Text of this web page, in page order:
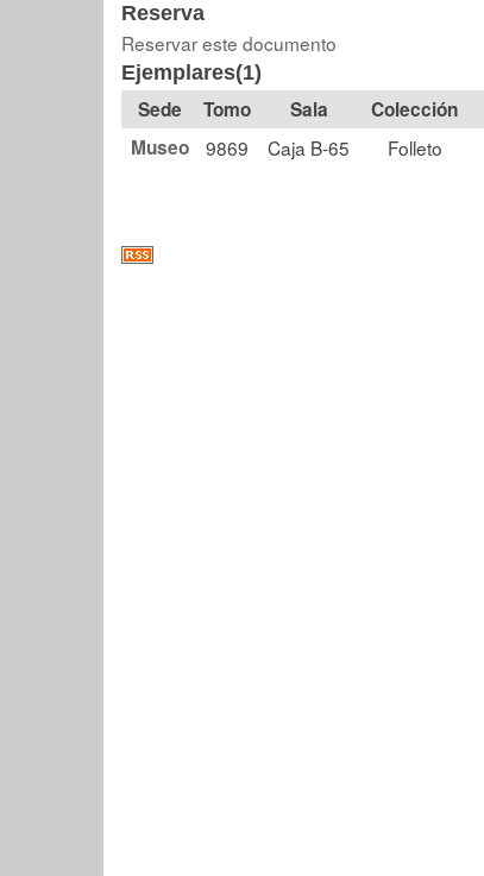
Reserva
Reservar este documento
Ejemplares(1)
Tomo Sala Colección
Museo
9869 Caja B-65 Folleto